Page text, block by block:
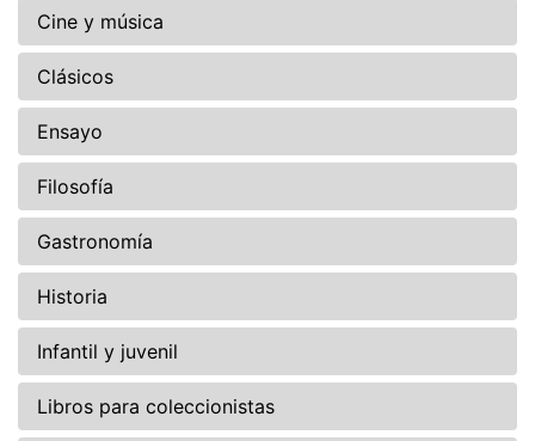
Cine y música
Clásicos
Ensayo
Filosofía
Gastronomía
Historia
Infantil y juvenil
Libros para coleccionistas